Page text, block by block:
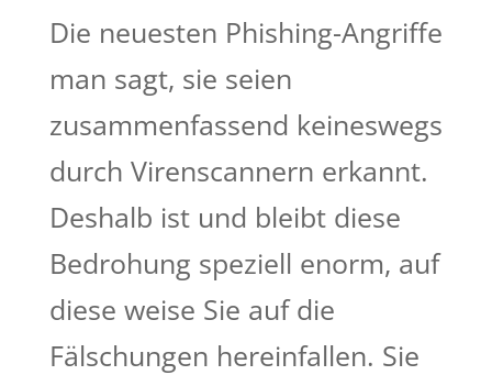
Die neuesten Phishing-Angriffe
man sagt, sie seien
zusammenfassend keineswegs
durch Virenscannern erkannt.
Deshalb ist und bleibt diese
Bedrohung speziell enorm, auf
diese weise Sie auf die
Fälschungen hereinfallen. Sie